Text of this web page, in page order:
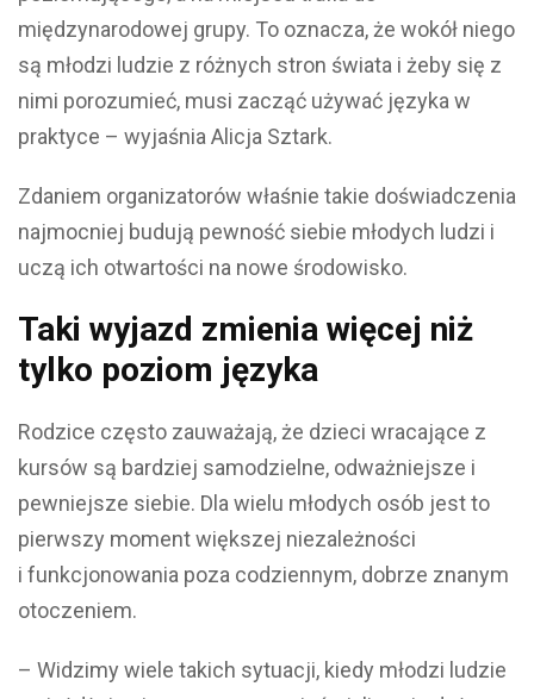
międzynarodowej grupy. To oznacza, że wokół niego
są młodzi ludzie z różnych stron świata i żeby się z
nimi porozumieć, musi zacząć używać języka w
praktyce – wyjaśnia Alicja Sztark.
Zdaniem organizatorów właśnie takie doświadczenia
najmocniej budują pewność siebie młodych ludzi i
uczą ich otwartości na nowe środowisko.
Taki wyjazd zmienia więcej niż
tylko poziom języka
Rodzice często zauważają, że dzieci wracające z
kursów są bardziej samodzielne, odważniejsze i
pewniejsze siebie. Dla wielu młodych osób jest to
pierwszy moment większej niezależności
i funkcjonowania poza codziennym, dobrze znanym
otoczeniem.
– Widzimy wiele takich sytuacji, kiedy młodzi ludzie